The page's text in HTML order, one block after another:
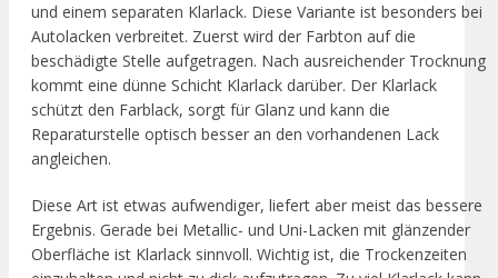
und einem separaten Klarlack. Diese Variante ist besonders bei
Autolacken verbreitet. Zuerst wird der Farbton auf die
beschädigte Stelle aufgetragen. Nach ausreichender Trocknung
kommt eine dünne Schicht Klarlack darüber. Der Klarlack
schützt den Farblack, sorgt für Glanz und kann die
Reparaturstelle optisch besser an den vorhandenen Lack
angleichen.
Diese Art ist etwas aufwendiger, liefert aber meist das bessere
Ergebnis. Gerade bei Metallic- und Uni-Lacken mit glänzender
Oberfläche ist Klarlack sinnvoll. Wichtig ist, die Trockenzeiten